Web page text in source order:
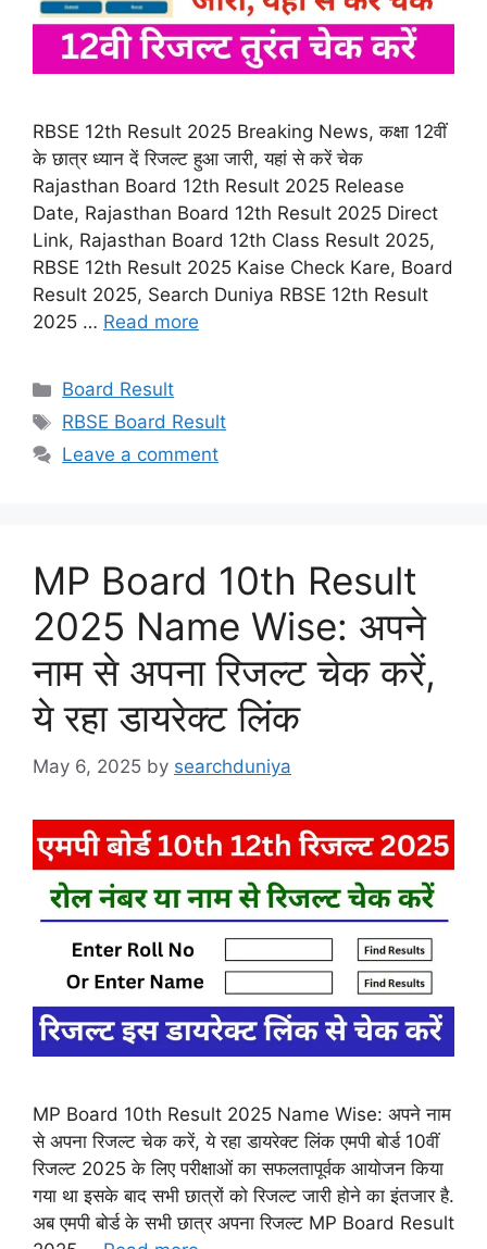
RBSE 12th Result 2025 Breaking News, कक्षा 12वीं
के छात्र ध्यान दें रिजल्ट हुआ जारी, यहां से करें चेक
Rajasthan Board 12th Result 2025 Release
Date, Rajasthan Board 12th Result 2025 Direct
Link, Rajasthan Board 12th Class Result 2025,
RBSE 12th Result 2025 Kaise Check Kare, Board
Result 2025, Search Duniya RBSE 12th Result
2025 … Read more
Categories
Board Result
Tags
RBSE Board Result
Leave a comment
MP Board 10th Result
2025 Name Wise: अपने
नाम से अपना रिजल्ट चेक करें,
ये रहा डायरेक्ट लिंक
May 6, 2025 by searchduniya
MP Board 10th Result 2025 Name Wise: अपने नाम
से अपना रिजल्ट चेक करें, ये रहा डायरेक्ट लिंक एमपी बोर्ड 10वीं
रिजल्ट 2025 के लिए परीक्षाओं का सफलतापूर्वक आयोजन किया
गया था इसके बाद सभी छात्रों को रिजल्ट जारी होने का इंतजार है.
अब एमपी बोर्ड के सभी छात्र अपना रिजल्ट MP Board Result